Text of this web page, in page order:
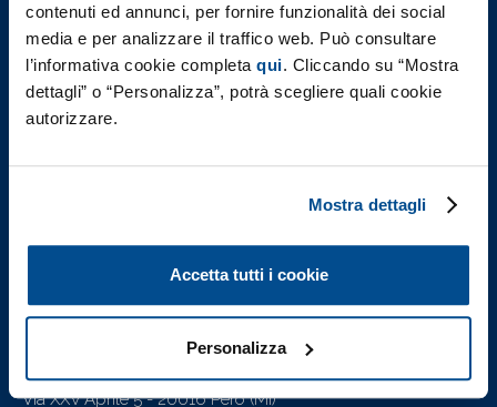
contenuti ed annunci, per fornire funzionalità dei social
media e per analizzare il traffico web. Può consultare
l’informativa cookie completa qui. Cliccando su “Mostra
dettagli” o “Personalizza”, potrà scegliere quali cookie
autorizzare.
Mostra dettagli
Accetta tutti i cookie
Personalizza
Investors
Sostenibilità
Il Nostro Impegno
Governance
F.I.L.A. nel mondo
F.I.L.A. - Fabbrica Italiana Lapis ed Affini S.p.A.
Via XXV Aprile 5 - 20016 Pero (Mi)